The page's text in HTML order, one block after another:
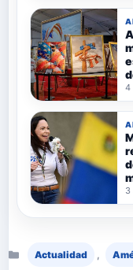
4
3
Actualidad ,